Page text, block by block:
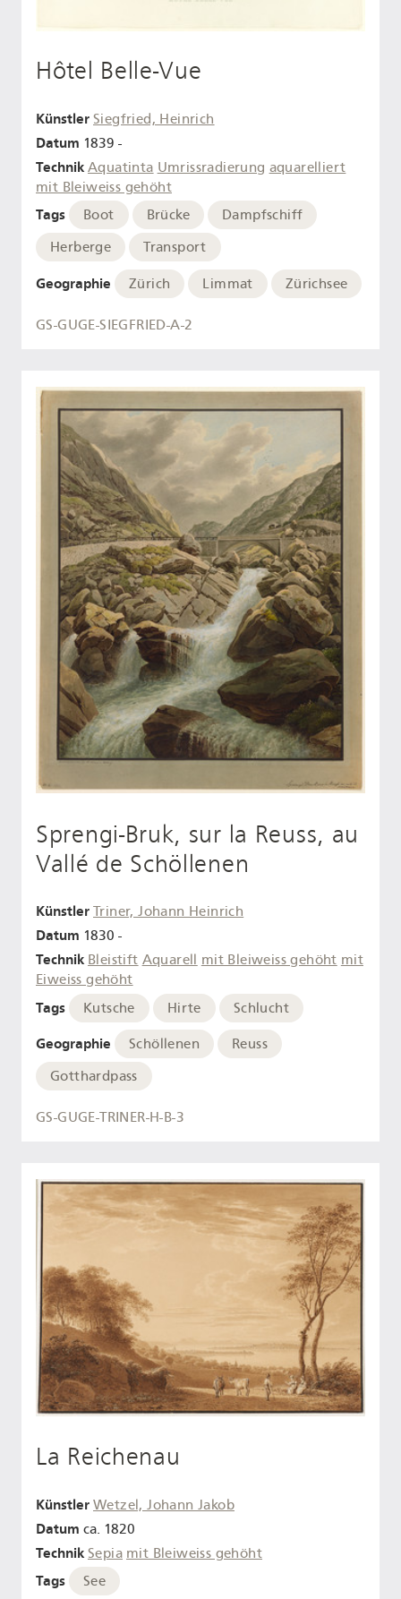
Hôtel Belle-Vue
Künstler Siegfried, Heinrich
Datum 1839 -
Technik Aquatinta Umrissradierung aquarelliert
mit Bleiweiss gehöht
Tags Boot Brücke
Dampfschiff
Herberge
Transport
Geographie Zürich Limmat Zürichsee
GS-GUGE-SIEGFRIED-A-2
Sprengi-Bruk, sur la Reuss, au
Vallé de Schöllenen
Künstler Triner, Johann Heinrich
Datum 1830 -
Technik Bleistift Aquarell mit Bleiweiss gehöht mit
Eiweiss gehöht
Tags Kutsche Hirte Schlucht
Geographie Schöllenen
Reuss
Gotthardpass
GS-GUGE-TRINER-H-B-3
La Reichenau
Künstler Wetzel, Johann Jakob
Datum ca. 1820
Technik Sepia mit Bleiweiss gehöht
Tags See